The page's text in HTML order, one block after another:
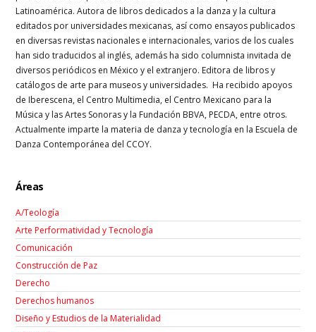
Latinoamérica. Autora de libros dedicados a la danza y la cultura
editados por universidades mexicanas, así como ensayos publicados
en diversas revistas nacionales e internacionales, varios de los cuales
han sido traducidos al inglés, además ha sido columnista invitada de
diversos periódicos en México y el extranjero. Editora de libros y
catálogos de arte para museos y universidades. Ha recibido apoyos
de Iberescena, el Centro Multimedia, el Centro Mexicano para la
Música y las Artes Sonoras y la Fundación BBVA, PECDA, entre otros.
Actualmente imparte la materia de danza y tecnología en la Escuela de
Danza Contemporánea del CCOY.
Áreas
A/Teología
Arte Performatividad y Tecnología
Comunicación
Construcción de Paz
Derecho
Derechos humanos
Diseño y Estudios de la Materialidad